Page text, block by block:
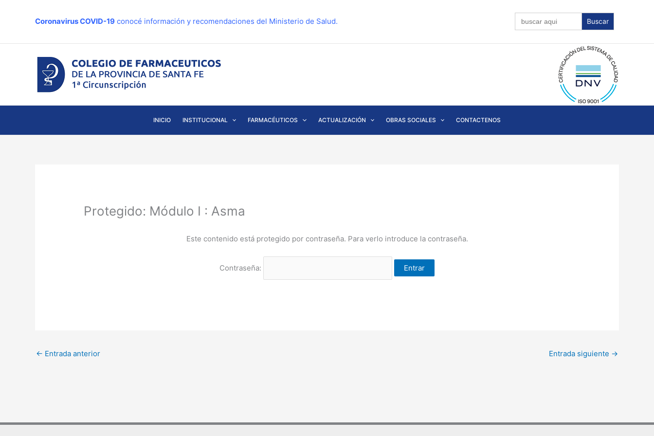
Coronavirus COVID-19 conocé información y recomendaciones del Ministerio de Salud.
Buscar:
INICIO INSTITUCIONAL FARMACÉUTICOS ACTUALIZACIÓN OBRAS SOCIALES CONTACTENOS
Protegido: Módulo I : Asma
Este contenido está protegido por contraseña. Para verlo introduce la contraseña.
Contraseña:
← Entrada anterior Entrada siguiente →